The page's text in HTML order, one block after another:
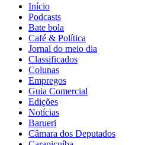
Início
Podcasts
Bate bola
Café & Política
Jornal do meio dia
Classificados
Colunas
Empregos
Guia Comercial
Edições
Notícias
Barueri
Câmara dos Deputados